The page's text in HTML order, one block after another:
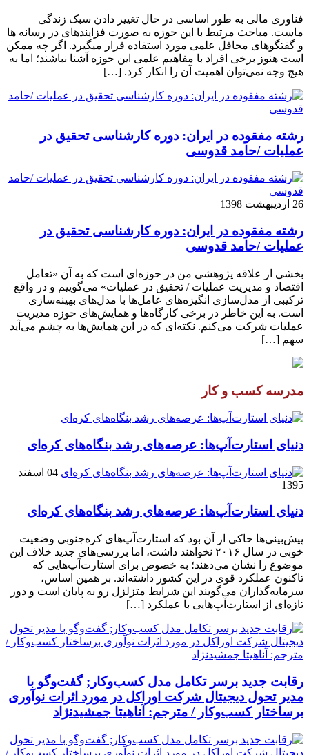
فناوری مالی به طور اساسی در حال تغییر دادن سبک زندگی
ماست. مباحث مرتبط با این حوزه به صورت فزاینده­ای در رسانه­ ها
و گفتگوهای محافل علمی مورد استفاده قرار می­گیرد. اگر چه ممکن
است هنوز برخی افراد با مفاهیم علمی این حوزه آشنا نباشند؛ اما به
هیچ وجه نمی‌توان اهمیت آن را انکار کرد. […]
رشته مفقوده در ایران: دوره کارشناسی تحقیق در
عملیات /حامد قدوسی
26 اردیبهشت 1398
رشته مفقوده در ایران: دوره کارشناسی تحقیق در
عملیات /حامد قدوسی
بخشی از علاقه پژوهشی من در حوزه‌ای است که به آن «تعامل
اقتصاد و مدیریت عملیات / تحقیق در عملیات» می‌گوییم و در واقع
ترکیبی از مدل‌سازی انگیزه‌های عامل‌ها با مدل‌های بهینه‌سازی
است. به این خاطر در برخی کارگاه‌ها و همایش‌های حوزه مدیریت
عملیات شرکت می‌کنم. نکته‌ای که در این همایش‌ها به چشم می‌آید
سهم […]
مدرسه کسب و کار
دنیای استارت‌آپ‌ها: عرصه‌های رشد بنگاه‌های کره‌ای‌
04 اسفند
1395
دنیای استارت‌آپ‌ها: عرصه‌های رشد بنگاه‌های کره‌ای‌
پیش‌بینی‌ها حاکی از آن بود که استارت‌آپ‌های کره‌جنوبی وضعیت
خوبی در سال ۲۰۱۶ نخواهند داشت، اما بررسی‌های جدید خلاف این
موضوع را نشان می‌دهند؛ به خصوص برای استارت‌آپ‌هایی که
تاکنون عملکرد قوی در این کشور داشته‌اند. بر همین اساس،
سرمایه‌گذاران می‌گویند این شرایط متزلزل رو به پایان است و دور
تازه‌ای از استارت‌آپ‌هایی با عملکرد […]
رقابت جدید برسر تکامل مدل کسب‌و‌کار; گفت‌وگو با
مدیر تحول دیجیتال شرکت اوراکل در مورد اثرات نوآوری
برساختار کسب‌وکار / مترجم: آناهیتا جمشیدنژاد